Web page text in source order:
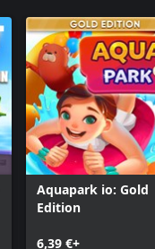
Aquapark io: Gold
Edition
6,39 €+